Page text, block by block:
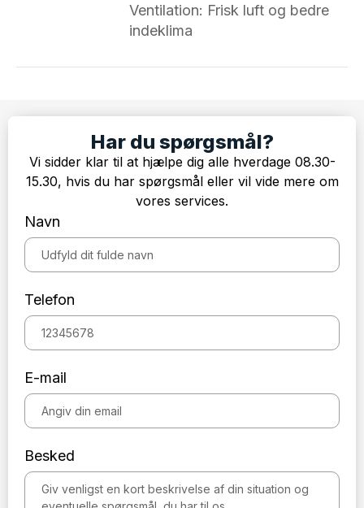
Ventilation: Frisk luft og bedre
indeklima
Har du spørgsmål?
Vi sidder klar til at hjælpe dig alle hverdage 08.30-
15.30, hvis du har spørgsmål eller vil vide mere om
vores services.
Navn
Telefon
E-mail
Besked